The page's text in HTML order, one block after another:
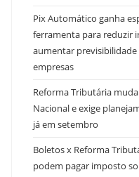
Pix Automático ganha
ferramenta para reduzir
aumentar previsibilidade
empresas
Reforma Tributária
Nacional e exige
já em setembro
Boletos x Reforma
podem pagar imposto